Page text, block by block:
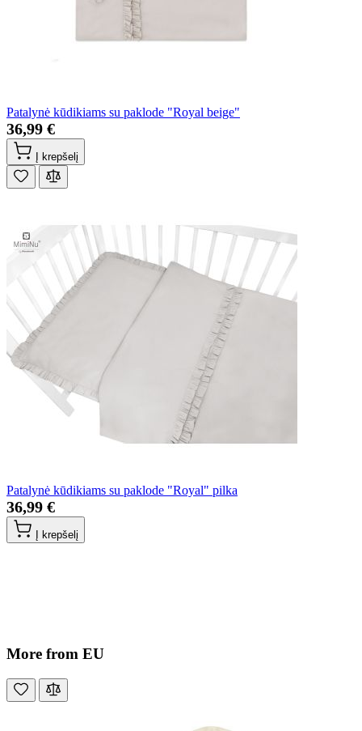
Patalynė kūdikiams su paklode "Royal beige"
36,99 €
Į krepšelį
Patalynė kūdikiams su paklode "Royal" pilka
36,99 €
Į krepšelį
More from EU